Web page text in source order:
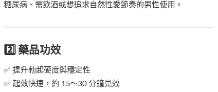
糖尿病、需飲酒或想追求自然性愛節奏的男性使用。
2️⃣ 藥品功效
✅ 提升勃起硬度與穩定性
✅ 起效快速，約 15～30 分鐘見效